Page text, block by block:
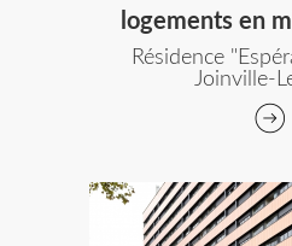
logements en
Résidence
Joinville-